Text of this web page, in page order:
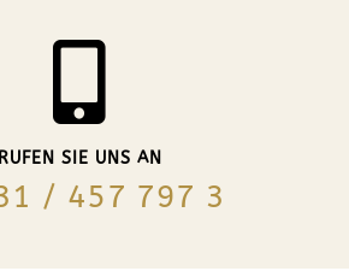
RUFEN SIE UNS AN
/ 457 797 3